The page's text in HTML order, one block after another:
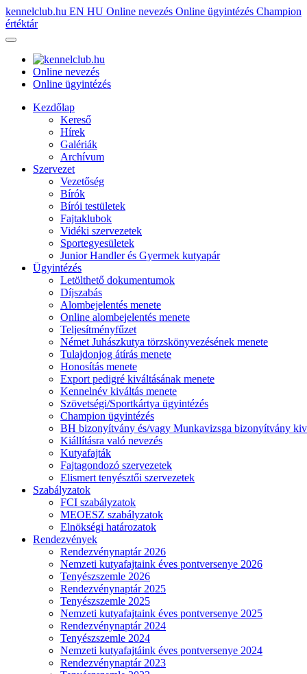
kennelclub.hu EN HU Online nevezés Online ügyintézés Champion
értéktár
Online nevezés
Online ügyintézés
Kezdőlap
Kereső
Hírek
Galériák
Archívum
Szervezet
Vezetőség
Bírók
Bírói testületek
Fajtaklubok
Vidéki szervezetek
Sportegyesületek
Junior Handler és Gyermek kutyapár
Ügyintézés
Letölthető dokumentumok
Díjszabás
Alombejelentés menete
Online alombejelentés menete
Teljesítményfűzet
Német Juhászkutya törzskönyvezésének menete
Tulajdonjog átírás menete
Honosítás menete
Export pedigré kiváltásának menete
Kennelnév kiváltás menete
Szövetségi/Sportkártya ügyintézés
Champion ügyintézés
BH bizonyítvány és/vagy Munkavizsga bizonyítvány
Kiállításra való nevezés
Kutyafajták
Fajtagondozó szervezetek
Elismert tenyésztői szervezetek
Szabályzatok
FCI szabályzatok
MEOESZ szabályzatok
Elnökségi határozatok
Rendezvények
Rendezvénynaptár 2026
Nemzeti kutyafajtaink éves pontversenye 2026
Tenyészszemle 2026
Rendezvénynaptár 2025
Tenyészszemle 2025
Nemzeti kutyafajtaink éves pontversenye 2025
Rendezvénynaptár 2024
Tenyészszemle 2024
Nemzeti kutyafajtáink éves pontversenye 2024
Rendezvénynaptár 2023